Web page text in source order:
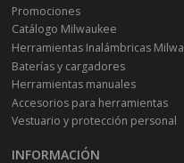
Promociones
Catálogo Milwaukee
Herramientas Inalámbricas
Baterías y cargadores
Herramientas manuales
Accesorios para herramientas
Vestuario y protección personal
INFORMACIÓN